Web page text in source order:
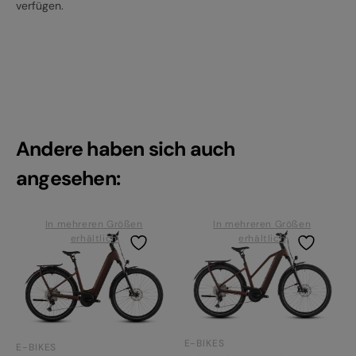
verfügen.
Andere haben sich auch
angesehen:
In mehreren Größen
erhältlich
E-BIKES
In mehreren Größen
erhältlich
E-BIKES